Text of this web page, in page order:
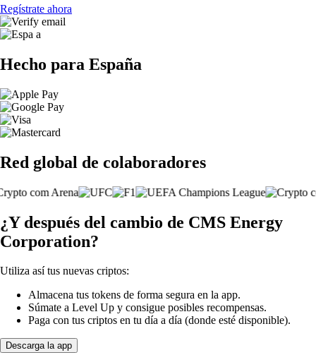
Regístrate ahora
Hecho para España
Red global de colaboradores
¿Y después del cambio de CMS Energy
Corporation?
Utiliza así tus nuevas criptos:
Almacena tus tokens de forma segura en la app.
Súmate a Level Up y consigue posibles recompensas.
Paga con tus criptos en tu día a día (donde esté disponible).
Descarga la app